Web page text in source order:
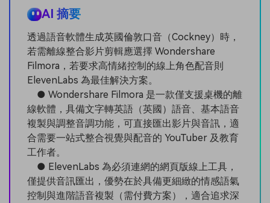
AI 摘要
透過語音軟體生成英國倫敦口音（Cockney）時，
若需離線整合影片剪輯應選擇 Wondershare
Filmora，若要求高情緒控制的線上角色配音則
ElevenLabs 為最佳解決方案。
● Wondershare Filmora 是一款僅支援桌機的離
線軟體，具備文字轉英語（英國）語音、基本語音
複製與調整音調功能，可直接匯出影片與音訊，適
合需要一站式整合視覺與配音的 YouTuber 及教育
工作者。
● ElevenLabs 為必須連網的網頁版線上工具，
僅提供音訊匯出，優勢在於具備更細緻的情感語氣
控制與進階語音複製（需付費方案），適合追求深